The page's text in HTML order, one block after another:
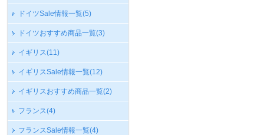
ドイツSale情報一覧(5)
ドイツおすすめ商品一覧(3)
イギリス(11)
イギリスSale情報一覧(12)
イギリスおすすめ商品一覧(2)
フランス(4)
フランスSale情報一覧(4)